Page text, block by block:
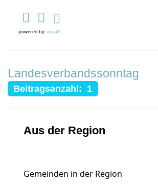
powered bysocial2s
Landesverbandssonntag
Beitragsanzahl: 1
Aus der Region
Gemeinden in der Region